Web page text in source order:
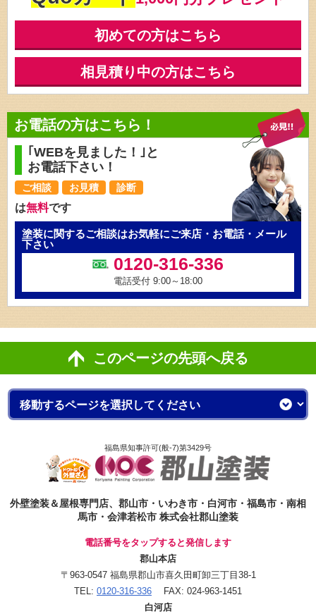
初めての方はこちら
相見積り中の方はこちら
お電話の方はこちら！
｢WEBを見ました！｣と
お電話下さい！
ご相談 お見積 診断
は無料です
塗装に関するご相談はお気軽にご来店・お電話・メール
下さい
0120-316-336
電話受付 9:00～18:00
このページの先頭へ戻る
福島県知事許可(般-7)第3429号
外壁塗装＆屋根専門店、郡山市・いわき市・白河市・福島市・南相
馬市・会津若松市 株式会社郡山塗装
電話番号をタップすると発信します
郡山本店
〒963-0547 福島県郡山市喜久田町卸三丁目38-1
TEL: 0120-316-336 FAX: 024-963-1451
白河店